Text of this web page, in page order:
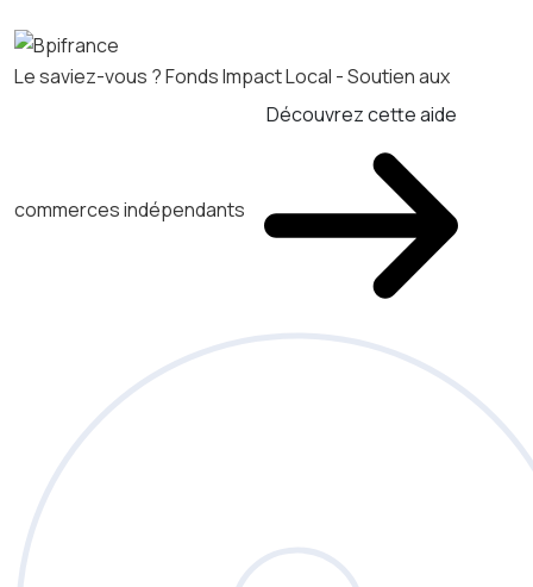
Le saviez-vous ?Fonds Impact Local - Soutien aux
commerces indépendants
Découvrez cette aide